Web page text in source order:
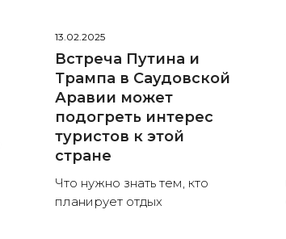
13.02.2025
Встреча Путина и
Трампа в Саудовской
Аравии может
подогреть интерес
туристов к этой
стране
Что нужно знать тем, кто
планирует отдых